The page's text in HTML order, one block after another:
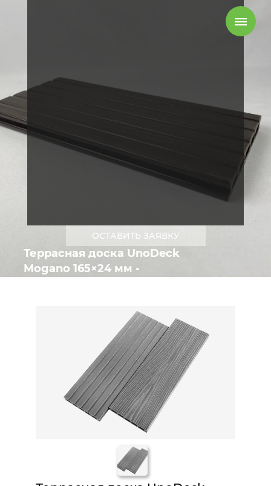
ОСТАВИТЬ ЗАЯВКУ
Террасная доска UnoDeck
Mogano 165×24 мм -
и двумя рабочими
поверхностями,
обеспечивающий стиль,
безопасность и универсальность
для частных и коммерческих
площадок.
В КАТАЛОГ